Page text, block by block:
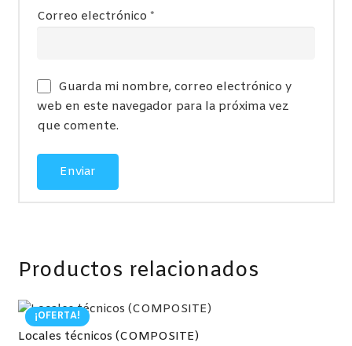
Correo electrónico *
Guarda mi nombre, correo electrónico y
web en este navegador para la próxima vez
que comente.
Productos relacionados
¡OFERTA!
Locales técnicos (COMPOSITE)